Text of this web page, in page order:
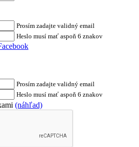
Prosím zadajte validný email
Heslo musí mať aspoň 6 znakov
Prosím zadajte validný email
Heslo musí mať aspoň 6 znakov
(náhľad)